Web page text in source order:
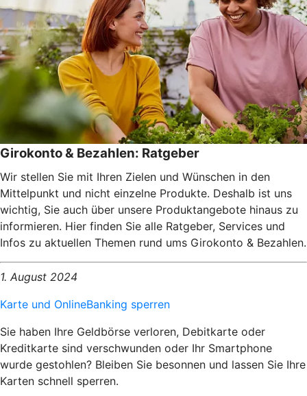
Girokonto & Bezahlen: Ratgeber
Wir stellen Sie mit Ihren Zielen und Wünschen in den
Mittelpunkt und nicht einzelne Produkte. Deshalb ist uns
wichtig, Sie auch über unsere Produktangebote hinaus zu
informieren. Hier finden Sie alle Ratgeber, Services und
Infos zu aktuellen Themen rund ums Girokonto & Bezahlen.
1. August 2024
Karte und OnlineBanking sperren
Sie haben Ihre Geldbörse verloren, Debitkarte oder
Kreditkarte sind verschwunden oder Ihr Smartphone
wurde gestohlen? Bleiben Sie besonnen und lassen Sie Ihre
Karten schnell sperren.